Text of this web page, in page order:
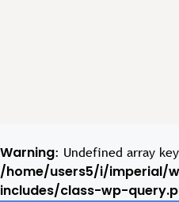
Warning: Undefined array
/home/users5/i/imperial/
includes/class-wp-